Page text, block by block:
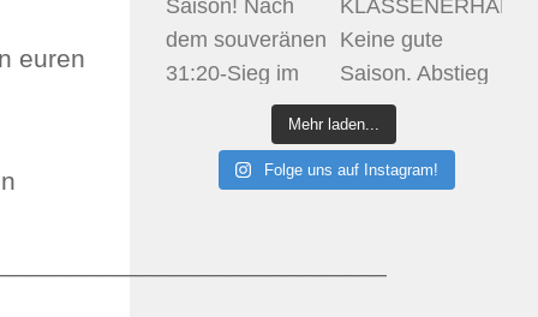
euren
Mehr laden...
Folge uns auf Instagram!